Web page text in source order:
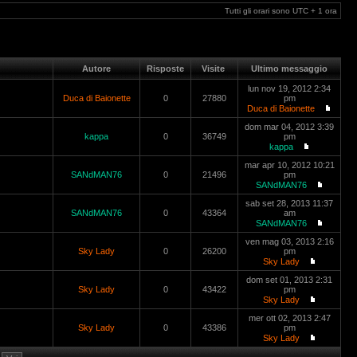
Tutti gli orari sono UTC + 1 ora
Autore Risposte Visite Ultimo messaggio
Duca di Baionette 0 27880
lun nov 19, 2012 2:34
pm
Duca di Baionette
kappa 0 36749
dom mar 04, 2012 3:39
pm
kappa
SANdMAN76 0 21496
mar apr 10, 2012 10:21
pm
SANdMAN76
SANdMAN76 0 43364
sab set 28, 2013 11:37
am
SANdMAN76
Sky Lady 0 26200
ven mag 03, 2013 2:16
pm
Sky Lady
Sky Lady 0 43422
dom set 01, 2013 2:31
pm
Sky Lady
Sky Lady 0 43386
mer ott 02, 2013 2:47
pm
Sky Lady